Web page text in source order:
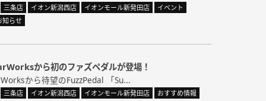
三条店 イオン新潟西店 イオンモール新発田店
イベント
知らせ
から初のファズペダルが登場！
から待望のFuzzPedal 「Su...
三条店 イオン新潟西店 イオンモール新発田店 おすすめ情報